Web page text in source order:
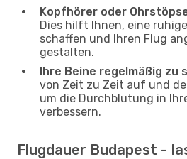
Kopfhörer oder
Dies hilft Ihnen, eine
schaffen und Ihren Flug
gestalten.
Ihre Beine regelmäßig zu
von Zeit zu Zeit auf und
um die Durchblutung in
verbessern.
Flugdauer Budapest -